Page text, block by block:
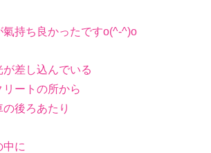
氣持ち良かったですo(^-^)o
が差し込んでいる
リートの所から
後ろあたり
中に